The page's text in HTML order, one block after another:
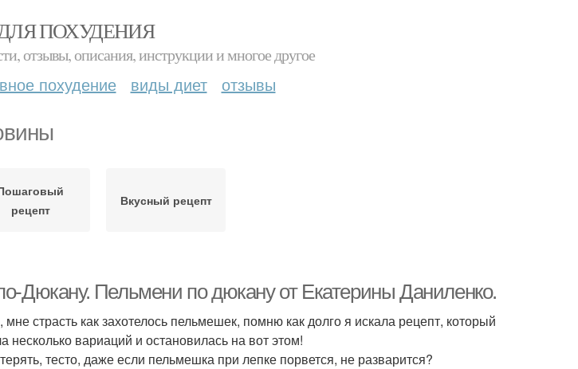
ПОХУДЕНИЯ
отзывы, описания, инструкции и многое другое
похудение виды диет отзывы
рецепт
Вкусный рецепт
Дюкану. Пельмени по дюкану от Екатерины Даниленко.
страсть как захотелось пельмешек, помню как долго я искала рецепт, который
несколько вариаций и остановилась на вот этом!
тесто, даже если пельмешка при лепке порвется, не разварится?